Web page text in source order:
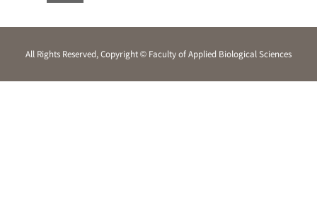
All Rights Reserved, Copyright © Faculty of Applied Biological Sciences